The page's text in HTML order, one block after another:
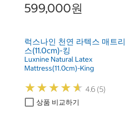
599,000원
럭스나인 천연 라텍스 매트리
스(11.0cm)-킹
Luxnine Natural Latex
Mattress(11.0cm)-King
★★★★★
★★★★★ 4.6 (5)
상품 비교하기